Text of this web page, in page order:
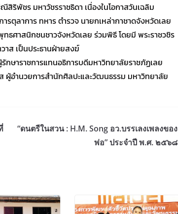
ริพัชร มหาวัชรราชธิดา เนื่องในโอกาสวันเฉลิม
ตุลาการ ทหาร ตำรวจ นายกเหล่ากาชาดจังหวัดเลย
ศาสนิกชนชาวจังหวัดเลย ร่วมพิธี โดยมี พระราชวชิร
าส เป็นประธานฝ่ายสงฆ์
ษาราชการแทนอธิการบดีมหาวิทยาลัยราชภัฏเลย
ผู้อำนวยการสำนักศิลปะและวัฒนธรรม มหาวิทยาลัย
“ดนตรีในสวน : H.M. Song อว.บรรเลงเพลงของ
พ่อ” ประจำปี พ.ศ. ๒๕๖๘